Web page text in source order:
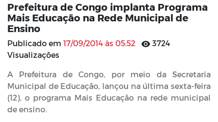
Prefeitura de Congo implanta Programa
Mais Educação na Rede Municipal de
Ensino
Publicado em 17/09/2014 às 05:52
3724
Visualizações
A Prefeitura de Congo, por meio da Secretaria
Municipal de Educação, lançou na última sexta-feira
(12), o programa Mais Educação na rede municipal
de ensino.